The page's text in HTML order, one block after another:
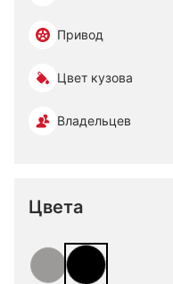
Привод
Цвет кузова
Владельцев
Цвета